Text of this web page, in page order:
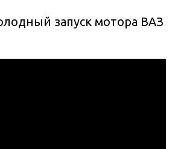
запуск мотора ВАЗ